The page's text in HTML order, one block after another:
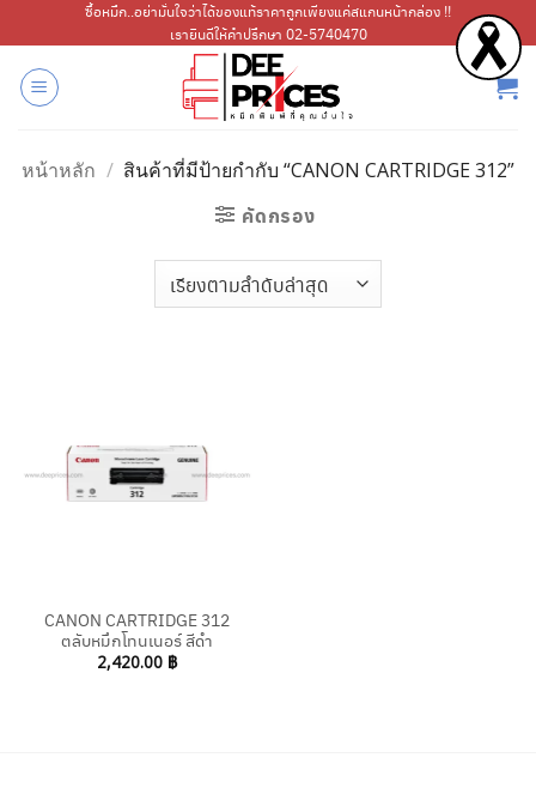
ไป
เนื้อหา
ซื้อหมึก..อย่ามั่นใจว่าได้ของแท้ราคาถูกเพียงแค่สแกนหน้ากล่อง !!
เรายินดีให้คำปรึกษา 02-5740470
หน้าหลัก / สินค้าที่มีป้ายกำกับ “CANON CARTRIDGE 312”
คัดกรอง
CANON CARTRIDGE 312
ตลับหมึกโทนเนอร์ สีดำ
2,420.00 ฿